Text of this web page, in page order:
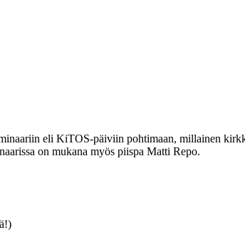
eli KiTOS-päiviin pohtimaan, millainen
on mukana myös piispa Matti Repo.